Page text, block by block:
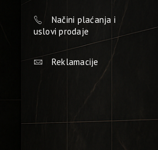
Načini plaćanja i
uslovi prodaje
Reklamacije